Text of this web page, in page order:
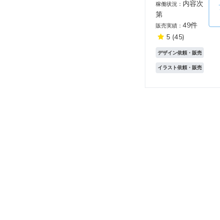
稼働状況： 内容次
第
販売実績： 49件
5 (45)
デザイン依頼・販売
イラスト依頼・販売